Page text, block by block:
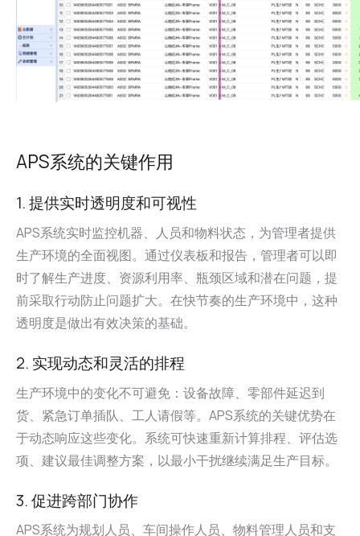
APS系统的关键作用
1. 提供实时透明度和可视性
APS系统实时监控机器、人员和物料状态，为管理者提供
生产环境的全面视图。通过仪表板和报告，管理者可以即
时了解生产进度、资源利用率、瓶颈区域和潜在问题，提
前采取行动防止问题扩大。在快节奏的生产环境中，这种
透明度是做出有效决策的基础。
2. 实现动态和灵活的排程
生产环境中的变化不可避免：设备故障、零部件延迟到
货、紧急订单插队、工人请假等。APS系统的关键优势在
于动态响应这些变化。系统可快速重新计算排程、评估选
项、建议最佳调整方案，以最小干扰继续满足生产目标。
3. 促进跨部门协作
APS系统为规划人员、车间操作人员、物料管理人员和支